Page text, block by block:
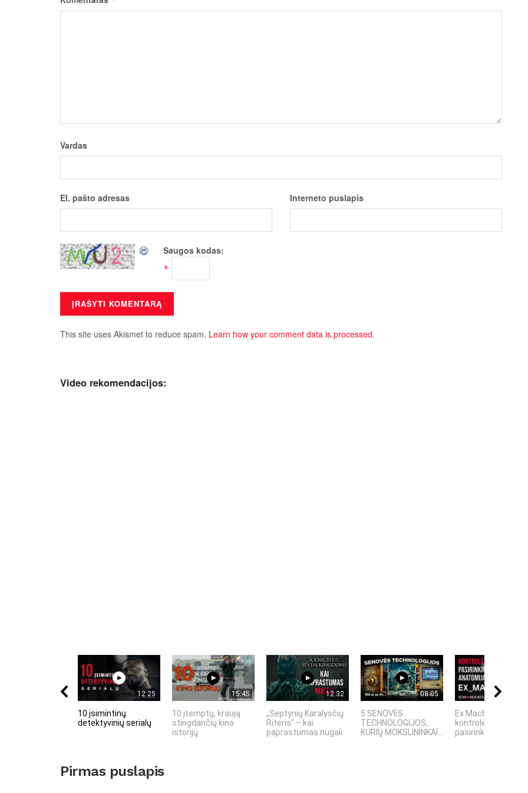
Vardas
El. pašto adresas Interneto puslapis
Saugos kodas:
*
This site uses Akismet to reduce spam. Learn how your comment data is processed.
Video rekomendacijos:
12:25
10 įsimintinų
detektyvinių serialų
15:45
10 įtemptų, kraują
stingdančių kino
istorijų
12:32
„Septynių Karalysčių
Riteris" – kai
paprastumas nugali
08:05
5 SENOVĖS
TECHNOLOGIJOS,
KURIŲ MOKSLININKAI...
Ex Machina:
kontrolės ir
pasirinkimo...
Pirmas puslapis